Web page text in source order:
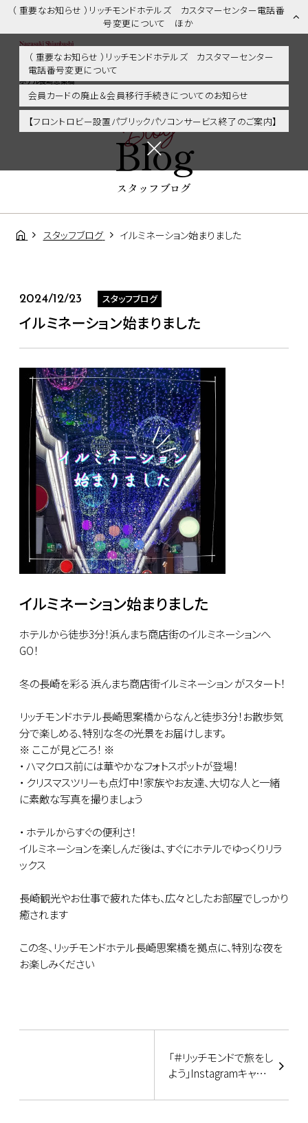
（ 重要なお知らせ ）リッチモンドホテルズ カスタマーセンター電話番
号変更について ほか
（ 重要なお知らせ ）リッチモンドホテルズ カスタマーセンター
電話番号変更について
会員カードの廃止＆会員移行手続きについてのお知らせ
【フロントロビー設置パブリックパソコンサービス終了のご案内】
スタッフブログ | 長崎市内・観光・グルメに好アクセス！リッチモンド
ホテル長崎思案橋
Blog
Blog
スタッフブログ
スタッフブログ イルミネーション始まりました
2024/12/23 スタッフブログ
イルミネーション始まりました
イルミネーション始まりました
ホテルから徒歩3分！浜んまち商店街のイルミネーションへ
GO！
冬の長崎を彩る 浜んまち商店街イルミネーション がスタート！
リッチモンドホテル長崎思案橋からなんと徒歩3分！お散歩気
分で楽しめる、特別な冬の光景をお届けします。
※ ここが見どころ！ ※
・ ハマクロス前には華やかなフォトスポットが登場！
・ クリスマスツリーも点灯中！家族やお友達、大切な人と一緒
に素敵な写真を撮りましょう
・ ホテルからすぐの便利さ！
イルミネーションを楽しんだ後は、すぐにホテルでゆっくりリラ
ックス
長崎観光やお仕事で疲れた体も、広々としたお部屋でしっかり
癒されます
この冬、リッチモンドホテル長崎思案橋を拠点に、特別な夜を
お楽しみください
「＃リッチモンドで旅をし
よう」Instagramキャン